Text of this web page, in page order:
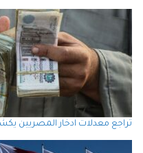
تراجع معدلات ادخار المصريين